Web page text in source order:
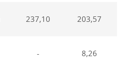
237,10 203,57
- 8,26